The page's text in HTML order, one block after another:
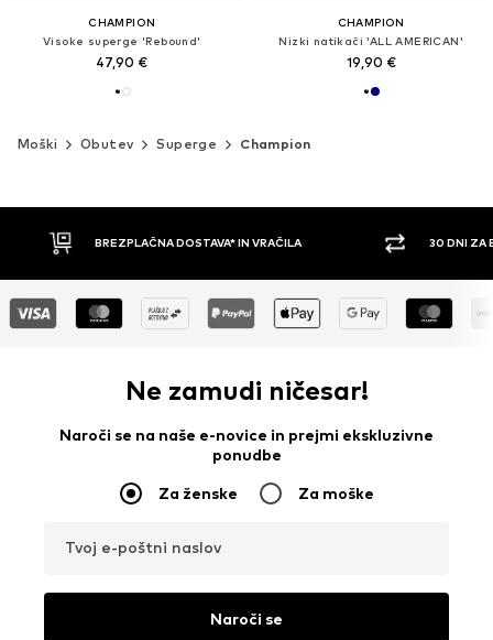
CHAMPION
Visoke superge 'Rebound'
47,90 €
CHAMPION
Nizki natikači 'ALL AMERICAN'
19,90 €
Moški Obutev Superge Champion
30 DNI ZA BREZPLAČNO VRAČILO PLAČILO Z
Ne zamudi ničesar!
Naroči se na naše e-novice in prejmi ekskluzivne
ponudbe
Za ženske Za moške
Tvoj e-poštni naslov
Naroči se